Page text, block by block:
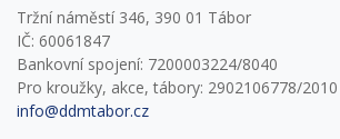
Tržní náměstí 346, 390 01 Tábor
IČ: 60061847
Bankovní spojení: 7200003224/8040
Pro kroužky, akce, tábory: 2902106778/2010
info@ddmtabor.cz